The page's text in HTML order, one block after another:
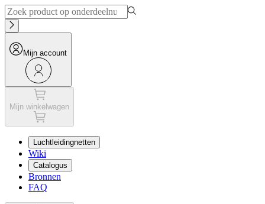
Mijn account
Mijn winkelwagen
Luchtleidingnetten
Wiki
Catalogus
Bronnen
FAQ